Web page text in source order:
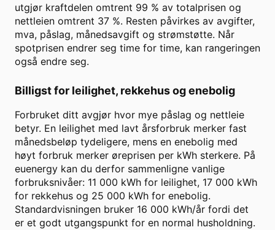
utgjør kraftdelen omtrent 99 % av totalprisen og
nettleien omtrent 37 %. Resten påvirkes av avgifter,
mva, påslag, månedsavgift og strømstøtte. Når
spotprisen endrer seg time for time, kan rangeringen
også endre seg.
Billigst for leilighet, rekkehus og enebolig
Forbruket ditt avgjør hvor mye påslag og nettleie
betyr. En leilighet med lavt årsforbruk merker fast
månedsbeløp tydeligere, mens en enebolig med
høyt forbruk merker øreprisen per kWh sterkere. På
euenergy kan du derfor sammenligne vanlige
forbruksnivåer: 11 000 kWh for leilighet, 17 000 kWh
for rekkehus og 25 000 kWh for enebolig.
Standardvisningen bruker 16 000 kWh/år fordi det
er et godt utgangspunkt for en normal husholdning.